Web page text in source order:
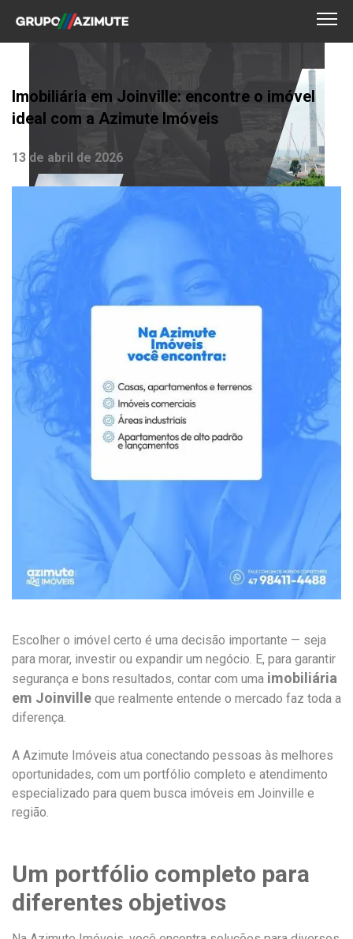
Imobiliária em Joinville: encontre o imóvel
ideal com a Azimute Imóveis
13 de abril de 2026
Escolher o imóvel certo é uma decisão importante — seja
para morar, investir ou expandir um negócio. E, para garantir
segurança e bons resultados, contar com uma imobiliária
em Joinville que realmente entende o mercado faz toda a
diferença.
A Azimute Imóveis atua conectando pessoas às melhores
oportunidades, com um portfólio completo e atendimento
especializado para quem busca imóveis em Joinville e
região.
Um portfólio completo para
diferentes objetivos